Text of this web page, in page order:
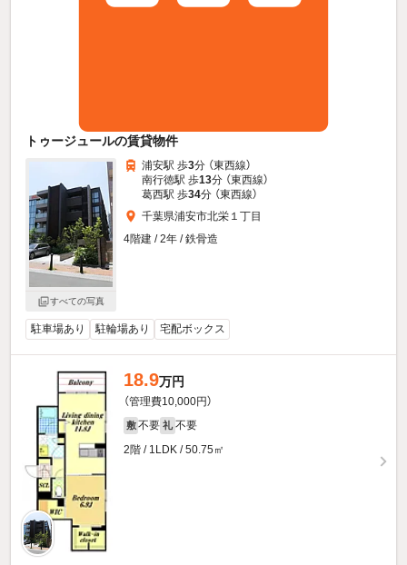
トゥージュールの賃貸物件
すべての写真
浦安駅 歩3分 （東西線）
南行徳駅 歩13分 （東西線）
葛西駅 歩34分 （東西線）
千葉県浦安市北栄１丁目
4階建 / 2年 / 鉄骨造
駐車場あり 駐輪場あり 宅配ボックス
18.9万円
（管理費10,000円）
敷 不要 礼 不要
2階 / 1LDK / 50.75㎡